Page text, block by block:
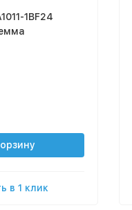
1BF24
в 1 клик